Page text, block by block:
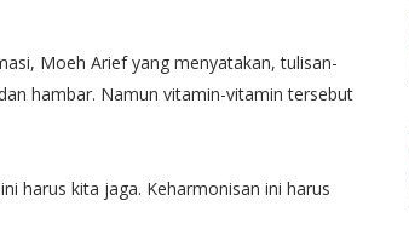
Moeh Arief yang menyatakan, tulisan-
hambar. Namun vitamin-vitamin tersebut
harus kita jaga. Keharmonisan ini harus